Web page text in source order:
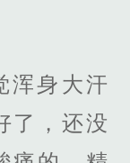
浑身大汗
了，还没